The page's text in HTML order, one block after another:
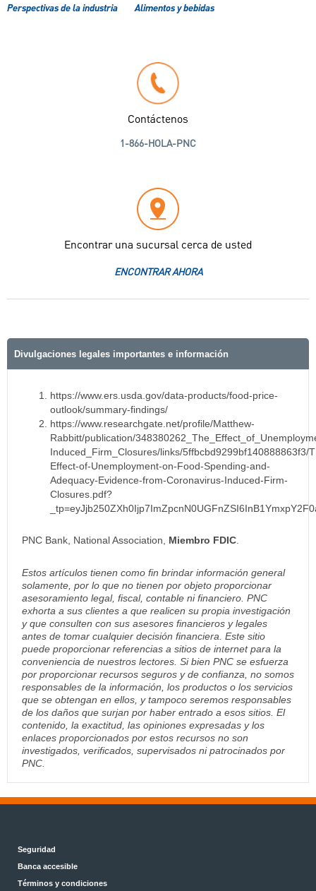
Perspectivas de la industria Alimentos y bebidas
Contáctenos
1-866-HOLA-PNC
Encontrar una sucursal cerca de usted
ENCONTRAR AHORA
Divulgaciones legales importantes e información
https://www.ers.usda.gov/data-products/food-price-
outlook/summary-findings/
https://www.researchgate.net/profile/Matthew-
Rabbitt/publication/
Induced_Firm_Closures/links/5ffbcbd9299bf140888863f3/
Effect-of-Unemployment-on-Food-Spending-and-
Adequacy-Evidence-from-Coronavirus-Induced-Firm-
Closures.pdf?
PNC Bank, National Association, Miembro FDIC
Estos artículos tienen como fin brindar información general
solamente, por lo que no tienen por objeto proporcionar
asesoramiento legal, fiscal, contable ni financiero. PNC
exhorta a sus clientes a que realicen su propia investigación
y que consulten con sus asesores financieros y legales
antes de tomar cualquier decisión financiera. Este sitio
puede proporcionar referencias a sitios de internet para la
conveniencia de nuestros lectores. Si bien PNC se esfuerza
por proporcionar recursos seguros y de confianza, no somos
responsables de la información, los productos o los servicios
que se obtengan en ellos, y tampoco seremos responsables
de los daños que surjan por haber entrado a esos sitios. El
contenido, la exactitud, las opiniones expresadas y los
enlaces proporcionados por estos recursos no son
investigados, verificados, supervisados ni patrocinados por
PNC.
Seguridad
Banca accesible
Términos y condiciones